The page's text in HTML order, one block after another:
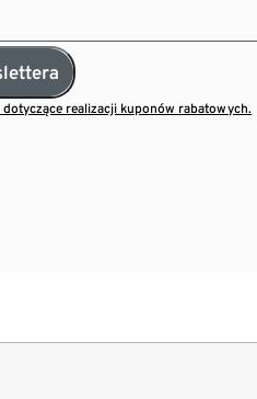
realizacji kuponów rabatowych.